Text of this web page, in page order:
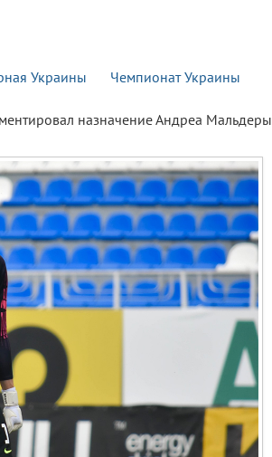
Украины Чемпионат Украины
назначение Андреа Мальдеры